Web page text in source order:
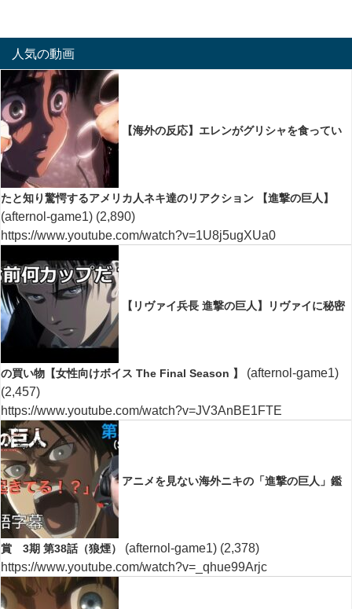
人気の動画
【海外の反応】エレンがグリシャを食ってい
たと知り驚愕するアメリカ人ネキ達のリアクション 【進撃の巨人】
(afternol-game1) (2,890)
https://www.youtube.com/watch?v=1U8j5ugXUa0
【リヴァイ兵長 進撃の巨人】リヴァイに秘密
の買い物【女性向けボイス The Final Season 】
(afternol-game1)
(2,457)
https://www.youtube.com/watch?v=JV3AnBE1FTE
アニメを見ない海外ニキの「進撃の巨人」鑑
賞 3期 第38話（狼煙） (afternol-game1) (2,378)
https://www.youtube.com/watch?v=_qhue99Arjc